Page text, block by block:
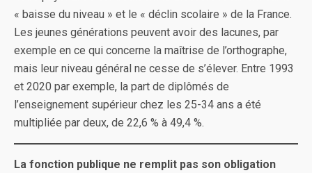
« baisse du niveau » et le « déclin scolaire » de la France.
Les jeunes générations peuvent avoir des lacunes, par
exemple en ce qui concerne la maîtrise de l’orthographe,
mais leur niveau général ne cesse de s’élever. Entre 1993
et 2020 par exemple, la part de diplômés de
l’enseignement supérieur chez les 25-34 ans a été
multipliée par deux, de 22,6 % à 49,4 %.
La fonction publique ne remplit pas son obligation